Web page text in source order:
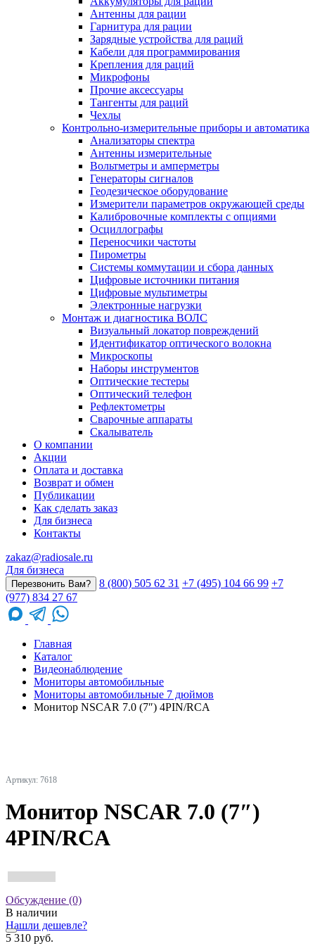
Антенны для рации
Гарнитура для рации
Зарядные устройства для раций
Кабели для программирования
Крепления для раций
Микрофоны
Прочие аксессуары
Тангенты для раций
Чехлы
Контрольно-измерительные приборы и автоматика
Анализаторы спектра
Антенны измерительные
Вольтметры и амперметры
Генераторы сигналов
Геодезическое оборудование
Измерители параметров окружающей среды
Калибровочные комплекты с опциями
Осциллографы
Переносчики частоты
Пирометры
Системы коммутации и сбора данных
Цифровые источники питания
Цифровые мультиметры
Электронные нагрузки
Монтаж и диагностика ВОЛС
Визуальный локатор повреждений
Идентификатор оптического волокна
Микроскопы
Наборы инструментов
Оптические тестеры
Оптический телефон
Рефлектометры
Сварочные аппараты
Скалыватель
О компании
Акции
Оплата и доставка
Возврат и обмен
Публикации
Как сделать заказ
Для бизнеса
Контакты
zakaz@radiosale.ru
Для бизнеса
Перезвонить Вам? 8 (800) 505 62 31 +7 (495) 104 66 99 +7
(977) 834 27 67
Главная
Каталог
Видеонаблюдение
Мониторы автомобильные
Мониторы автомобильные 7 дюймов
Монитор NSCAR 7.0 (7″) 4PIN/RCA
Артикул: 7618
Монитор NSCAR 7.0 (7″)
4PIN/RCA
Обсуждение (0)
В наличии
Нашли дешевле?
5 310 руб.